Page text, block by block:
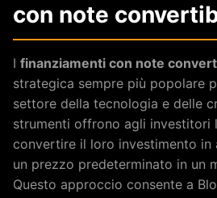
con note
I finanziamenti con note
strategica sempre più popolare
settore della tecnologia e delle
strumenti offrono agli investitori
convertire il loro investimento in
un prezzo predeterminato in un
Questo approccio consente a